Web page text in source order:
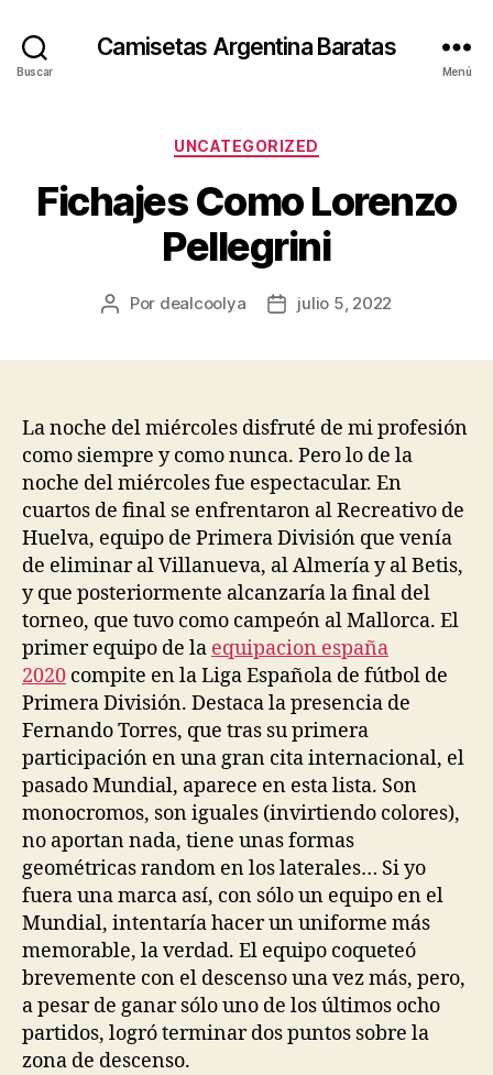
Buscar
Camisetas Argentina Baratas
Menú
Categorías
UNCATEGORIZED
Fichajes Como Lorenzo
Pellegrini
Autor
Por dealcoolya
Fechajulio 5, 2022
La noche del miércoles disfruté de mi profesión
como siempre y como nunca. Pero lo de la
noche del miércoles fue espectacular. En
cuartos de final se enfrentaron al Recreativo de
Huelva, equipo de Primera División que venía
de eliminar al Villanueva, al Almería y al Betis,
y que posteriormente alcanzaría la final del
torneo, que tuvo como campeón al Mallorca. El
primer equipo de la equipacion españa
2020 compite en la Liga Española de fútbol de
Primera División. Destaca la presencia de
Fernando Torres, que tras su primera
participación en una gran cita internacional, el
pasado Mundial, aparece en esta lista. Son
monocromos, son iguales (invirtiendo colores),
no aportan nada, tiene unas formas
geométricas random en los laterales… Si yo
fuera una marca así, con sólo un equipo en el
Mundial, intentaría hacer un uniforme más
memorable, la verdad. El equipo coqueteó
brevemente con el descenso una vez más, pero,
a pesar de ganar sólo uno de los últimos ocho
partidos, logró terminar dos puntos sobre la
zona de descenso.